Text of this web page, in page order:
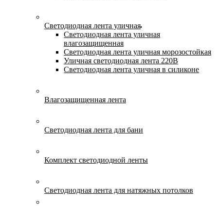
Светодиодная лента уличная
Светодиодная лента уличная
влагозащищенная
Светодиодная лента уличная морозостойкая
Уличная светодиодная лента 220В
Светодиодная лента уличная в силиконе
Влагозащищенная лента
Светодиодная лента для бани
Комплект светодиодной ленты
Светодиодная лента для натяжных потолков